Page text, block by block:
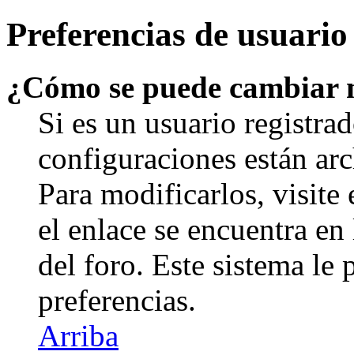
Preferencias de
¿Cómo se puede
Si es un usuario
configuraciones están
Para modificarlos, visite
el enlace se encuentra
del foro. Este sistema le
preferencias.
Arriba